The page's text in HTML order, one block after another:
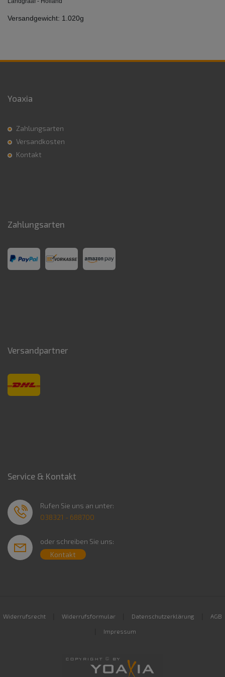
Versandgewicht: 1.020g
Yoaxia
Zahlungsarten
Versandkosten
Kontakt
Zahlungsarten
Versandpartner
Service & Kontakt
Rufen Sie uns an unter:
038321 - 688700
oder schreiben Sie uns:
Kontakt
Widerrufsrecht Widerrufsformular Datenschutzerklärung AGB
Impressum